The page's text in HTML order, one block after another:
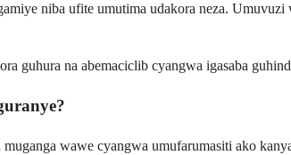
niba ufite umutima udakora neza.
guhura na abemaciclib cyangwa igasaba
wawe cyangwa umufarumasiti ako